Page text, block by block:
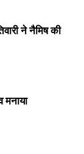
ने नैमिष की
मनाया